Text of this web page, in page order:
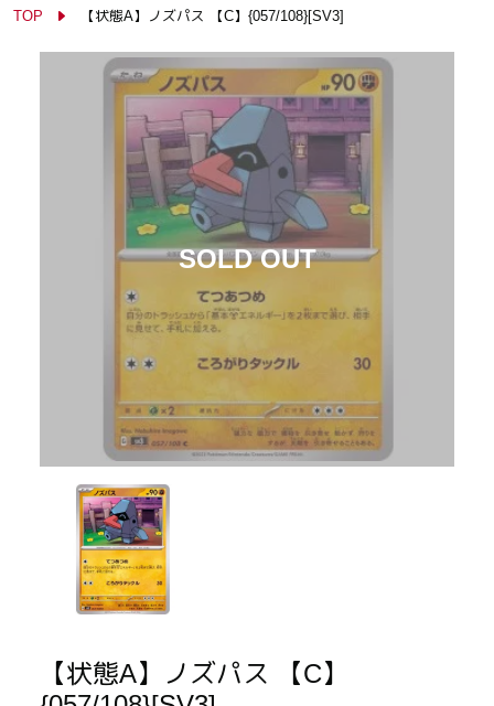
TOP 【状態A】ノズパス 【C】{057/108}[SV3]
【状態A】ノズパス 【C】